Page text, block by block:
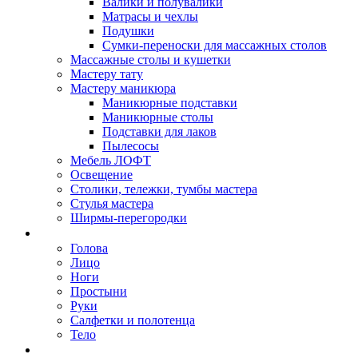
Матрасы и чехлы
Подушки
Сумки-переноски для массажных столов
Массажные столы и кушетки
Мастеру тату
Мастеру маникюра
Маникюрные подставки
Маникюрные столы
Подставки для лаков
Пылесосы
Мебель ЛОФТ
Освещение
Столики, тележки, тумбы мастера
Стулья мастера
Ширмы-перегородки
Голова
Лицо
Ноги
Простыни
Руки
Салфетки и полотенца
Тело